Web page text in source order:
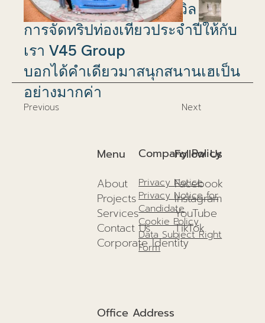
ขอขอบคุณ เอ พลัส ทราเวิล ใน
การจัดทริปท่องเที่ยวประจำปีให้กับ
เรา V45 Group
บอกได้คำเดียวมาสนุกสนานเฮเป็น
อย่างมากค่า
Previous Next
Menu
About
Projects
Services
Contact Us
Corporate Identity
Office Address
Follow Us
Facebook
Instagram
YouTube
TikTok
Company Policy
Privacy Notice
Privacy Notice for
Candidate
Cookie Policy
Data Subject Right
Form